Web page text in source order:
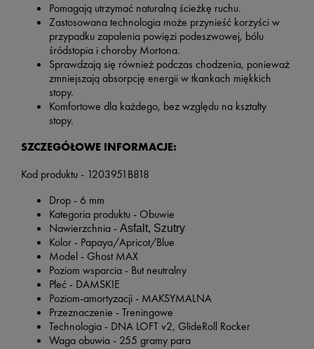
Pomagają utrzymać naturalną ścieżkę ruchu.
Zastosowana technologia może przynieść korzyści w
przypadku zapalenia powięzi podeszwowej, bólu
śródstopia i choroby Mortona.
Sprawdzają się również podczas chodzenia, ponieważ
zmniejszają absorpcję energii w tkankach miękkich
stopy.
Komfortowe dla każdego, bez względu na kształty
stopy.
SZCZEGÓŁOWE INFORMACJE:
Kod produktu - 1203951B818
Drop - 6 mm
Kategoria produktu - Obuwie
Nawierzchnia - Asfalt, Szutry
Kolor - Papaya/Apricot/Blue
Model - Ghost MAX
Poziom wsparcia - But neutralny
Płeć - DAMSKIE
Poziom-amortyzacji - MAKSYMALNA
Przeznaczenie - Treningowe
Technologia - DNA LOFT v2, GlideRoll Rocker
Waga obuwia - 255 gramy para